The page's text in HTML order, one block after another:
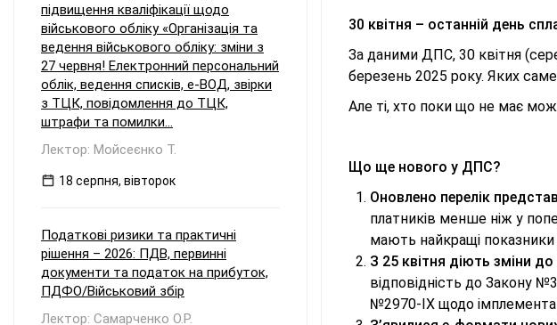
30 квітня – останній день
За даними ДПС, 30 квітня
березень 2025 року. Яких
Але ті, хто поки що не має
Що ще нового у ДПС?
Оновлено перелік
платників менше ніж у
мають найкращі показники
З 25 квітня діють зміни
відповідність до Закону
№2970-IX щодо
підвищення кваліфікації щодо
військового обліку «Організація та
ведення військового обліку: зміни з
27 червня! Електронний персональний
облік, ведення списків, е-ВОД, звірки
з ТЦК, повідомлення до ТЦК,
штрафи та помилки...
Лектор: Мойсеєнко Т.
18 серпня, вівторок
Податкові ризики та практичні
рішення – 2026: ПДВ, первинні
документи та податок на прибуток,
ПДФО/Військовий збір
Лектор: Самарченко О.Р.